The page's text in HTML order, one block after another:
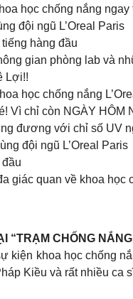
học chống nắng
đội ngũ L’Oreal Paris
hàng đầu
gian phòng lab và
Lợi!!
học chống nắng
Vì chỉ còn NGÀY HÔM
đương với chỉ số UV
đội ngũ L’Oreal Paris
giác quan về khoa học
“TRẠM CHỐNG
kiện khoa học chống
Kiều và rất nhiều ca